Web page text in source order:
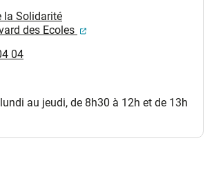
la Solidarité
des Ecoles
(ouverture dans un
04
au jeudi, de 8h30 à 12h et de 13h